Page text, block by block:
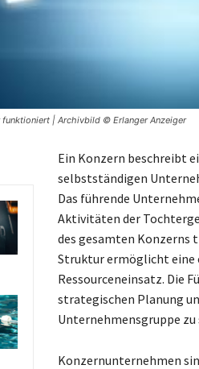
funktioniert | Archivbild © Erlanger Anzeiger
Ein Konzern beschreibt
selbstständigen
Das führende
Aktivitäten der
des gesamten Konzerns
Struktur ermöglicht eine
Ressourceneinsatz. Die
strategischen Planung
Unternehmensgruppe zu
Konzernunternehmen